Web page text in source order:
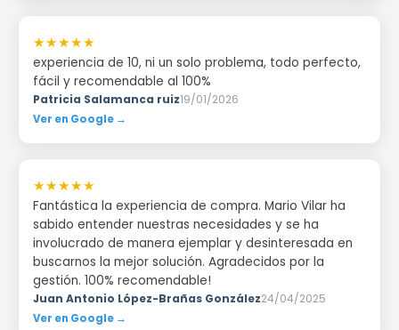
★★★★★
experiencia de 10, ni un solo problema, todo perfecto,
fácil y recomendable al 100%
Patricia Salamanca ruiz19/01/2026
Ver en Google →
★★★★★
Fantástica la experiencia de compra. Mario Vilar ha
sabido entender nuestras necesidades y se ha
involucrado de manera ejemplar y desinteresada en
buscarnos la mejor solución. Agradecidos por la
gestión. 100% recomendable!
Juan Antonio López-Brañas González24/04/2025
Ver en Google →